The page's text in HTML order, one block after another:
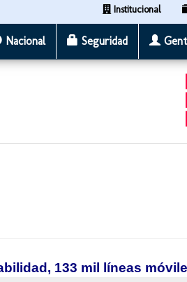
Institucional
Nacional Seguridad
133 mil líneas